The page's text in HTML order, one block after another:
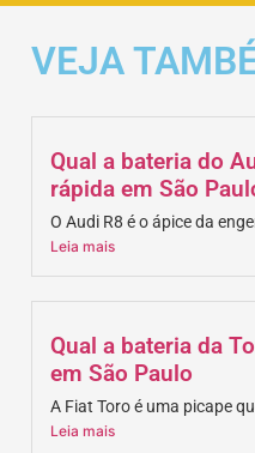
VEJA
Qual a bateria do
rápida em São
O Audi R8 é o ápice da
Leia mais
Qual a bateria da
em São Paulo
A Fiat Toro é uma picape
Leia mais